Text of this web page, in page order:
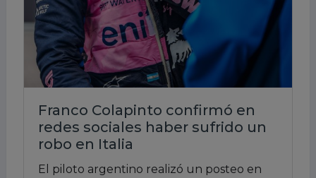
Franco Colapinto confirmó en
redes sociales haber sufrido un
robo en Italia
El piloto argentino realizó un posteo en